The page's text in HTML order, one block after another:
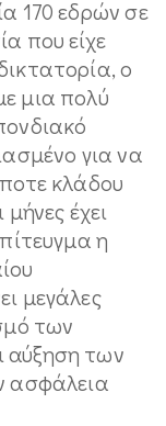
170 εδρών σε
που είχε
ο
μια πολύ
για να
κλάδου
έχει
η
μεγάλες
των
αύξηση των
ασφάλεια